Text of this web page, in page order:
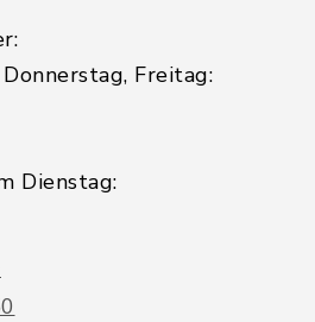
Freitag:
Dienstag: